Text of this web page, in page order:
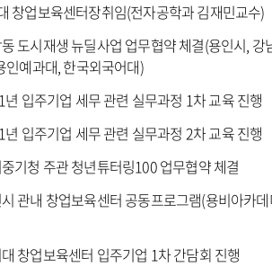
창업보육센터장취임(전자공학과 김재민교수)
도시재생 뉴딜사업 업무협약 체결(용인시, 강
인예과대, 한국외국어대)
입주기업 세무 관련 실무과정 1차 교육 진행
입주기업 세무 관련 실무과정 2차 교육 진행
기청 주관 청년튜터링100 업무협약 체결
관내 창업보육센터 공동프로그램(용비아카
창업보육센터 입주기업 1차 간담회 진행